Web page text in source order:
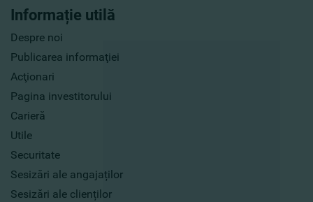
Informație utilă
Despre noi
Publicarea informaţiei
Acţionari
Pagina investitorului
Carieră
Utile
Securitate
Sesizări ale angajaților
Sesizări ale clienților